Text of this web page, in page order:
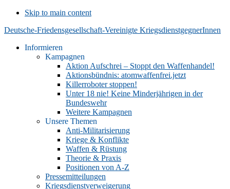
Skip to main content
Deutsche-Friedensgesellschaft-Vereinigte KriegsdienstgegnerInnen
Informieren
Kampagnen
Aktion Aufschrei – Stoppt den Waffenhandel!
Aktionsbündnis: atomwaffenfrei.jetzt
Killerroboter stoppen!
Unter 18 nie! Keine Minderjährigen in der
Bundeswehr
Weitere Kampagnen
Unsere Themen
Anti-Militarisierung
Kriege & Konflikte
Waffen & Rüstung
Theorie & Praxis
Positionen von A-Z
Pressemitteilungen
Kriegsdienstverweigerung